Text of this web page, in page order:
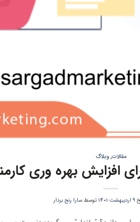
مقالات,وبلاگ
افزایش بهره وری
9 اردیبهشت 1401 توسطسارا رنج بردار